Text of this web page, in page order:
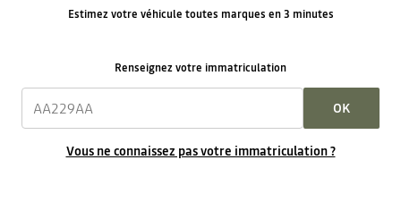
Estimez votre véhicule toutes marques en 3 minutes
Renseignez votre immatriculation
OK
Vous ne connaissez pas votre immatriculation ?